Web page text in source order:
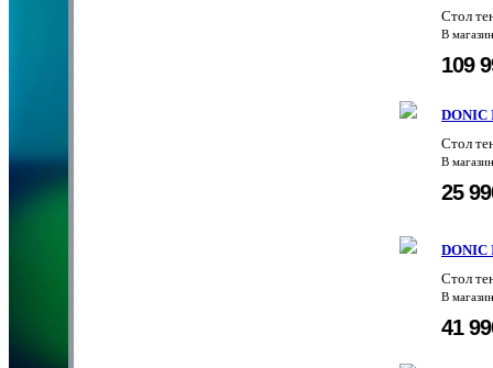
Стол
В
109
DONIC
Стол
В
25
DONIC
Стол
В
41